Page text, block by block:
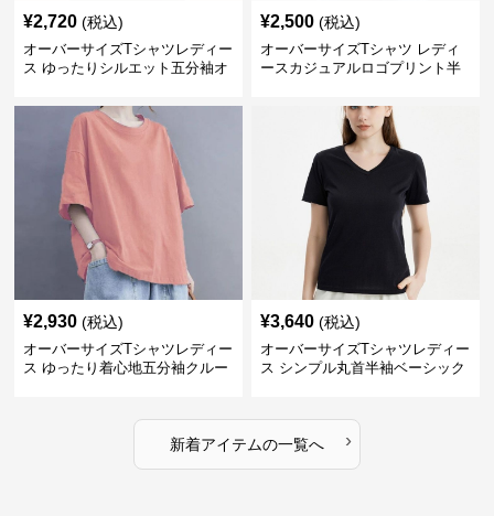
¥2,720 (税込)
オーバーサイズTシャツレディー
ス ゆったりシルエット五分袖オ
¥2,500 (税込)
オーバーサイズTシャツ レディ
ースカジュアルロゴプリント半
¥2,930 (税込)
オーバーサイズTシャツレディー
ス ゆったり着心地五分袖クルー
¥3,640 (税込)
オーバーサイズTシャツレディー
ス シンプル丸首半袖ベーシック
新着アイテムの一覧へ ›